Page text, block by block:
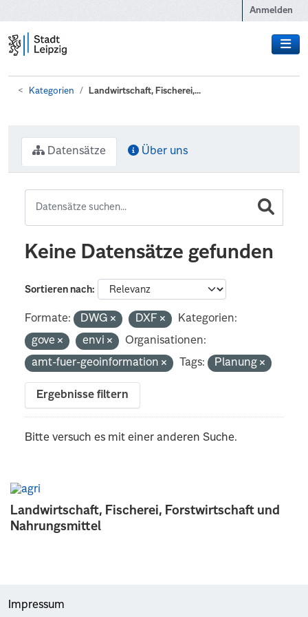
Anmelden
Kategorien Landwirtschaft, Fischerei,...
Landwirtschaft, Fischerei, Forstwirtschaft und
Nahrungsmittel
Datensätze Über uns
Keine Datensätze gefunden
Sortieren nach
Formate: DWG DXF
Kategorien:
gove
envi
Organisationen:
amt-fuer-geoinformation
Tags: Planung
Ergebnisse filtern
Bitte versuch es mit einer anderen Suche.
Impressum